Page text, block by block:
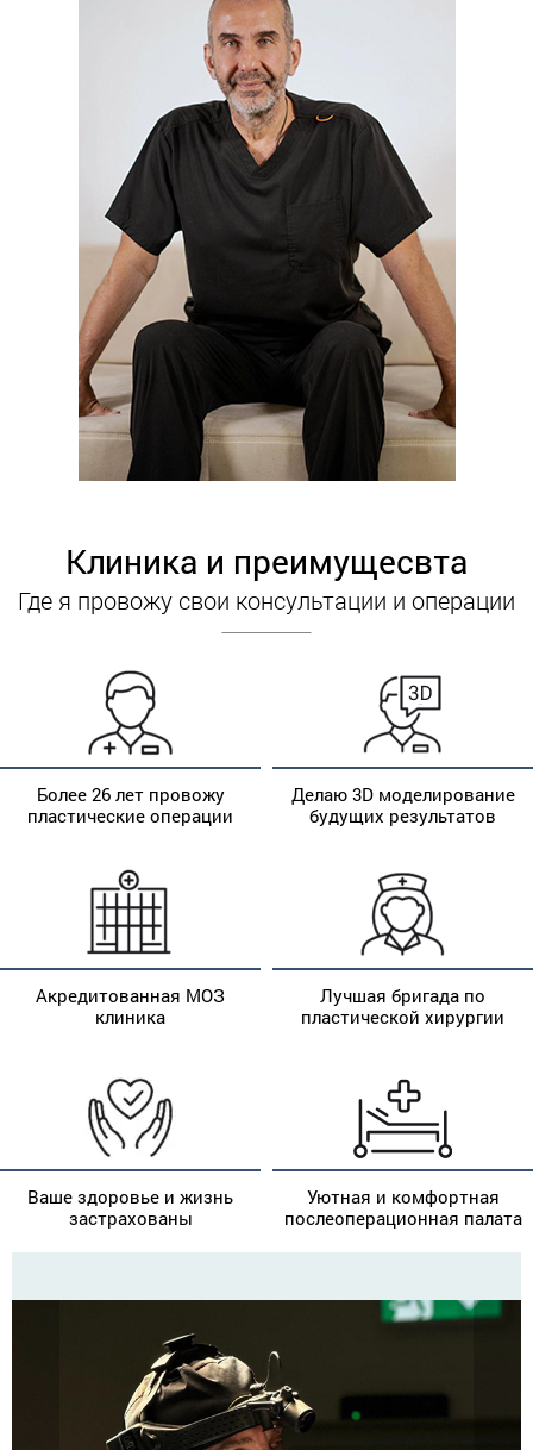
Клиника и преимущесвта
Где я провожу свои консультации и операции
Более 26 лет провожу
пластические операции
Делаю 3D моделирование
будущих результатов
Акредитованная МОЗ
клиника
Лучшая бригада по
пластической хирургии
Ваше здоровье и жизнь
застрахованы
Уютная и комфортная
послеоперационная палата